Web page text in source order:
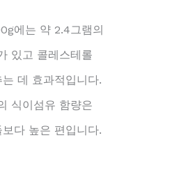
에는 약 2.4그램의
있고 콜레스테롤
데 효과적입니다.
식이섬유 함량은
다 높은 편입니다.